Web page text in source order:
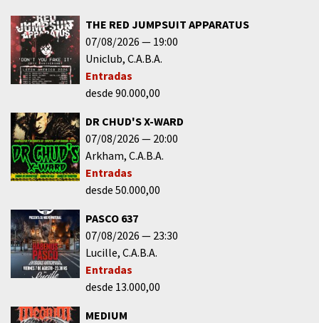
THE RED JUMPSUIT APPARATUS
07/08/2026
19:00
Uniclub C.A.B.A.
Entradas
desde 90.000,00
DR CHUD'S X-WARD
07/08/2026
20:00
Arkham C.A.B.A.
Entradas
desde 50.000,00
PASCO 637
07/08/2026
23:30
Lucille C.A.B.A.
Entradas
desde 13.000,00
MEDIUM